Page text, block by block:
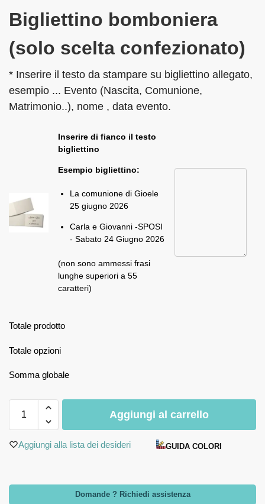
Bigliettino bomboniera
(solo scelta confezionato)
* Inserire il testo da stampare su bigliettino allegato,
esempio ... Evento (Nascita, Comunione,
Matrimonio..), nome , data evento.
Inserire di fianco il testo
bigliettino
Esempio bigliettino:
La comunione di Gioele
25 giugno 2026
Carla e Giovanni -SPOSI
- Sabato 24 Giugno 2026
(non sono ammessi frasi
lunghe superiori a 55
caratteri)
Totale prodotto
Totale opzioni
Somma globale
Aggiungi al carrello
Aggiungi alla lista dei desideri GUIDA COLORI
Domande ? Richiedi assistenza